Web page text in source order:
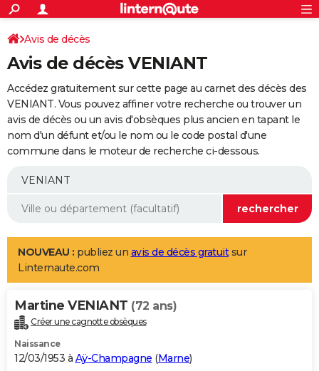
ACTUALITÉS
Politique
Société
Faits Divers
Education
Monde
Villes
+
SPORT
Coupe du monde 2026
Football
Tennis
Cyclisme
Rugby
Forum
Programme TV
TNT
Streaming
Cinéma
Sorties cinéma
Musique
+
FINANCE
Retraite
Epargne
Immobilier
Risques naturels par ville
Banque
Assurance
AUTO
Essais
Réserver un essai
Citadines
Berlines
SUV
Forum auto
+
Mobiles
Meilleur smartphone
Internet
Ordinateurs
Jeux vidéo
Guide high-tech
Aménagement intérieur
LIFESTYLE
Art de vivre
Bien-être
Loisirs
Mode
Modes de vie
Alimentation
Guide de la santé
Maladies
Médicaments
Sommeil
VOYAGE
Destinations
City break
Voyage nature
Voyage de noces
Forum
Climat
+PHOTO
GUIDES D'ACHAT
Avis de décès
Avis de décès VENIANT
Accédez gratuitement sur cette page au carnet des décès des
VENIANT. Vous pouvez affiner votre recherche ou trouver un
avis de décès ou un avis d'obsèques plus ancien en tapant le
nom d'un défunt et/ou le nom ou le code postal d'une
commune dans le moteur de recherche ci-dessous.
NOUVEAU : publiez un avis de décès gratuitsur
Linternaute.com
Martine VENIANT (72 ans)
Créer une cagnotte obsèques
Naissance
12/03/1953 à Aÿ-Champagne (Marne)